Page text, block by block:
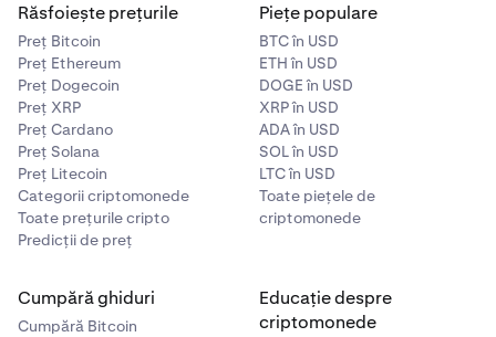
Răsfoiește prețurile
Preț Bitcoin
Preț Ethereum
Preț Dogecoin
Preț XRP
Preț Cardano
Preț Solana
Preț Litecoin
Categorii criptomonede
Toate prețurile cripto
Predicții de preț
Piețe populare
BTC în USD
ETH în USD
DOGE în USD
XRP în USD
ADA în USD
SOL în USD
LTC în USD
Toate piețele de
criptomonede
Cumpără ghiduri
Cumpără Bitcoin
Educație despre
criptomonede